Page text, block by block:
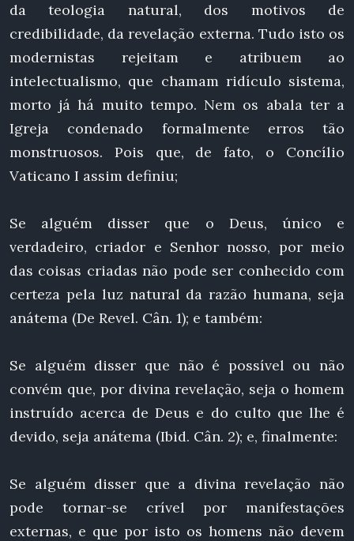
da teologia natural, dos motivos de
credibilidade, da revelação externa. Tudo isto os
modernistas rejeitam e atribuem ao
intelectualismo, que chamam ridículo sistema,
morto já há muito tempo. Nem os abala ter a
Igreja condenado formalmente erros tão
monstruosos. Pois que, de fato, o Concílio
Vaticano I assim definiu;
Se alguém disser que o Deus, único e
verdadeiro, criador e Senhor nosso, por meio
das coisas criadas não pode ser conhecido com
certeza pela luz natural da razão humana, seja
anátema (De Revel. Cân. 1); e também:
Se alguém disser que não é possível ou não
convém que, por divina revelação, seja o homem
instruído acerca de Deus e do culto que lhe é
devido, seja anátema (Ibid. Cân. 2); e, finalmente:
Se alguém disser que a divina revelação não
pode tornar-se crível por manifestações
externas, e que por isto os homens não devem